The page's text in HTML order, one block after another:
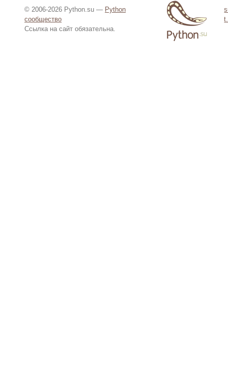
© 2006-2026 Python.su — Python
сообщество
Ссылка на сайт обязательна.